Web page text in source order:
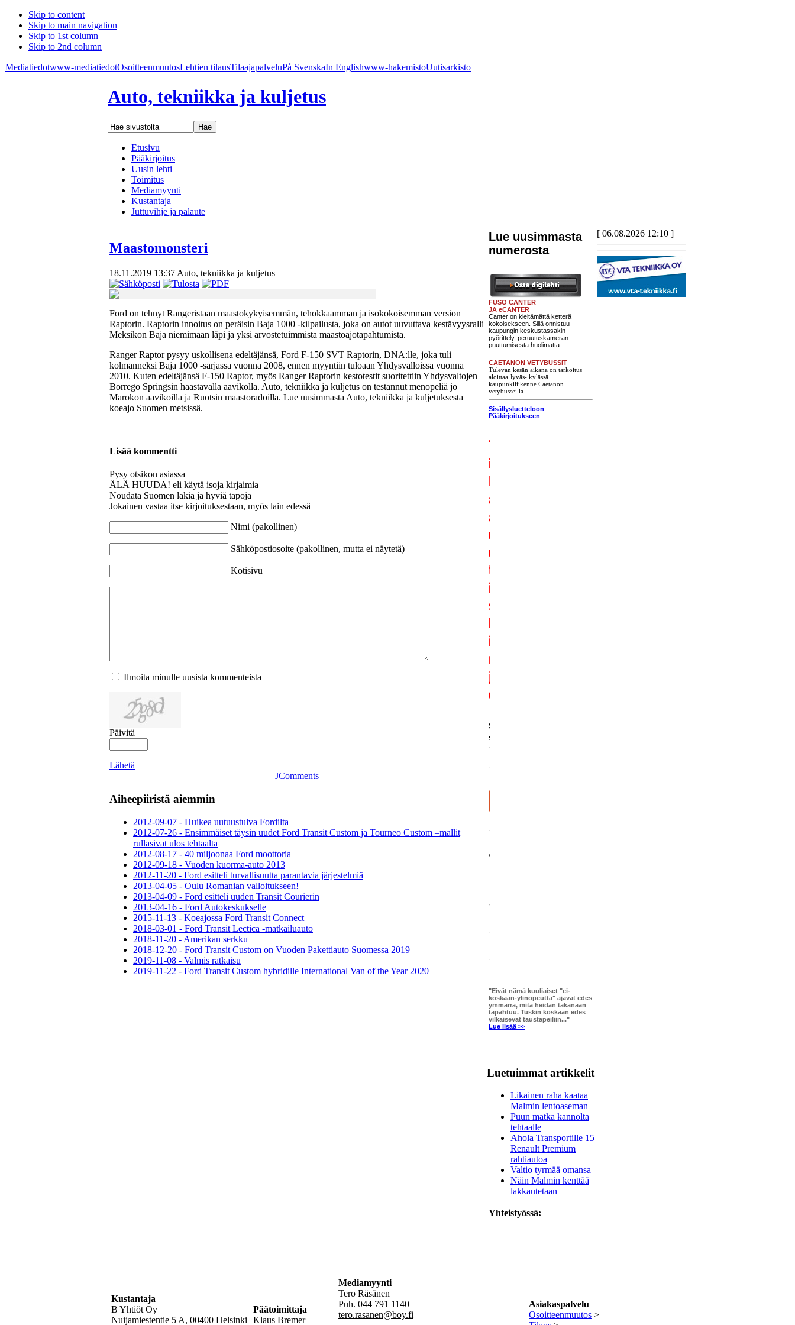
Skip to content
Skip to main navigation
Skip to 1st column
Skip to 2nd column
Mediatiedotwww-mediatiedotOsoitteenmuutosLehtien tilausTilaajapalveluPå SvenskaIn Englishwww-hakemistoUutisarkisto
Auto, tekniikka ja kuljetus
Etusivu
Pääkirjoitus
Uusin lehti
Toimitus
Mediamyynti
Kustantaja
Juttuvihje ja palaute
Maastomonsteri
18.11.2019 13:37 Auto, tekniikka ja kuljetus
Ford on tehnyt Rangeristaan maastokykyisemmän, tehokkaamman ja isokokoisemman version
Raptorin. Raptorin innoitus on peräisin Baja 1000 -kilpailusta, joka on autot uuvuttava kestävyysralli
Meksikon Baja niemimaan läpi ja yksi arvostetuimmista maastoajotapahtumista.
Ranger Raptor pysyy uskollisena edeltäjänsä, Ford F-150 SVT Raptorin, DNA:lle, joka tuli
kolmanneksi Baja 1000 -sarjassa vuonna 2008, ennen myyntiin tuloaan Yhdysvalloissa vuonna
2010. Kuten edeltäjänsä F-150 Raptor, myös Ranger Raptorin kestotestit suoritettiin Yhdysvaltojen
Borrego Springsin haastavalla aavikolla. Auto, tekniikka ja kuljetus on testannut menopeliä jo
Marokon aavikoilla ja Ruotsin maastoradoilla. Lue uusimmasta Auto, tekniikka ja kuljetuksesta
koeajo Suomen metsissä.
Lisää kommentti
Pysy otsikon asiassa
ÄLÄ HUUDA! eli käytä isoja kirjaimia
Noudata Suomen lakia ja hyviä tapoja
Jokainen vastaa itse kirjoituksestaan, myös lain edessä
Nimi (pakollinen)
Sähköpostiosoite (pakollinen, mutta ei näytetä)
Kotisivu
Ilmoita minulle uusista kommenteista
Päivitä
Lähetä
JComments
Aiheepiiristä aiemmin
2012-09-07 - Huikea uutuustulva Fordilta
2012-07-26 - Ensimmäiset täysin uudet Ford Transit Custom ja Tourneo Custom –mallit
rullasivat ulos tehtaalta
2012-08-17 - 40 miljoonaa Ford moottoria
2012-09-18 - Vuoden kuorma-auto 2013
2012-11-20 - Ford esitteli turvallisuutta parantavia järjestelmiä
2013-04-05 - Oulu Romanian valloitukseen!
2013-04-09 - Ford esitteli uuden Transit Courierin
2013-04-16 - Ford Autokeskukselle
2015-11-13 - Koeajossa Ford Transit Connect
2018-03-01 - Ford Transit Lectica -matkailuauto
2018-11-20 - Amerikan serkku
2018-12-20 - Ford Transit Custom on Vuoden Pakettiauto Suomessa 2019
2019-11-08 - Valmis ratkaisu
2019-11-22 - Ford Transit Custom hybridille International Van of the Year 2020
Lue uusimmasta
numerosta
FUSO CANTER
JA eCANTER
Canter on kieltämättä ketterä
kokoisekseen. Sillä onnistuu
kaupungin keskustassakin
pyörittely, peruutuskameran
puuttumisesta huolimatta.
CAETANON VETYBUSSIT
Tulevan kesän aikana on tarkoitus
aloittaa Jyväs- kylässä
kaupunkiliikenne Caetanon
vetybusseilla.
Sisällysluetteloon
Pääkirjoitukseen
"Eivät nämä kuuliaiset "ei-
koskaan-ylinopeutta" ajavat edes
ymmärrä, mitä heidän takanaan
tapahtuu. Tuskin koskaan edes
vilkaisevat taustapeiliin..."
Lue lisää >>
Luetuimmat artikkelit
Likainen raha kaataa
Malmin lentoaseman
Puun matka kannolta
tehtaalle
Ahola Transportille 15
Renault Premium
rahtiautoa
Valtio tyrmää omansa
Näin Malmin kenttää
lakkautetaan
Yhteistyössä:
[ 06.08.2026 12:10 ]
Kustantaja
B Yhtiöt Oy
Nuijamiestentie 5 A, 00400 Helsinki
Päätoimittaja
Klaus Bremer
Mediamyynti
Tero Räsänen
Puh. 044 791 1140
tero.rasanen@boy.fi
Asiakaspalvelu
Osoitteenmuutos >